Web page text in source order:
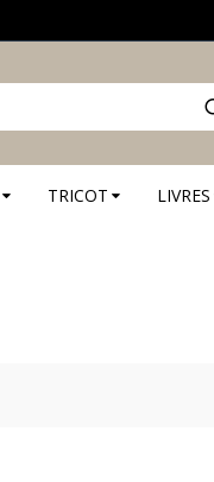
TRICOT LIVRES